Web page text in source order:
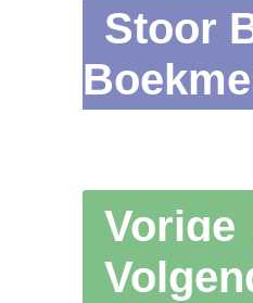
Stoor
Vorige